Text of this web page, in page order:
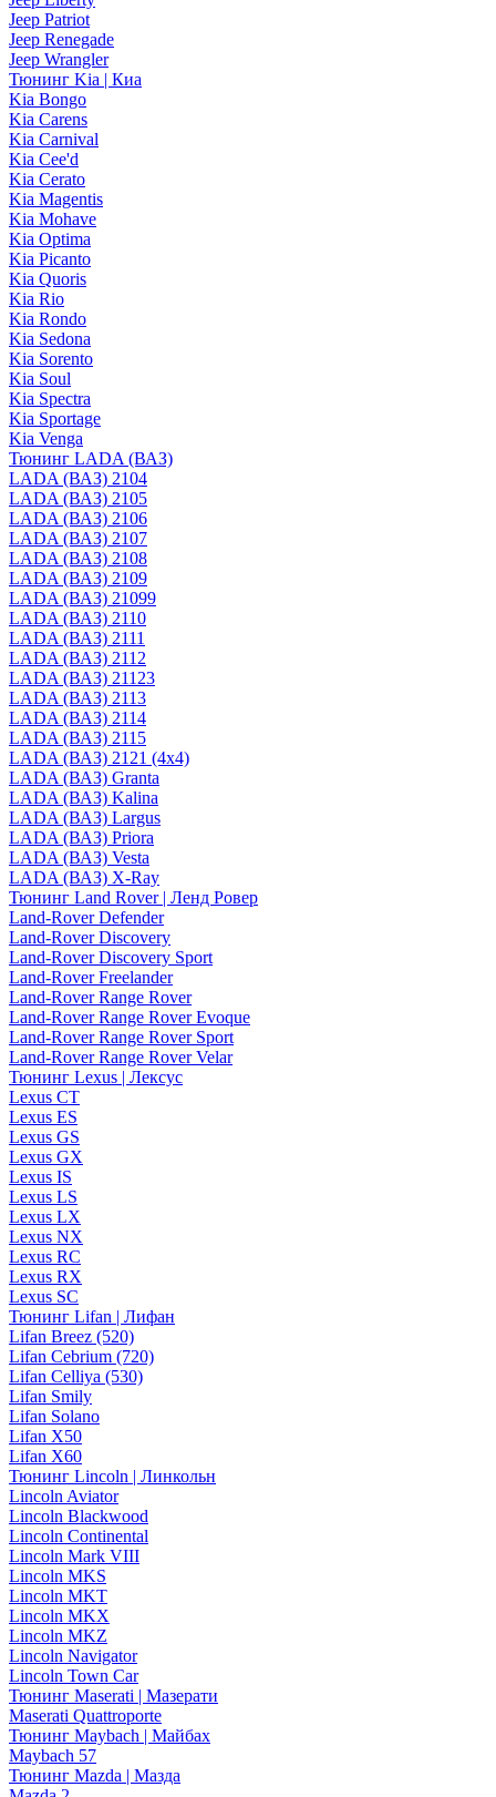
Jeep Patriot
Jeep Renegade
Jeep Wrangler
Тюнинг Kia | Киа
Kia Bongo
Kia Carens
Kia Carnival
Kia Cee'd
Kia Cerato
Kia Magentis
Kia Mohave
Kia Optima
Kia Picanto
Kia Quoris
Kia Rio
Kia Rondo
Kia Sedona
Kia Sorento
Kia Soul
Kia Spectra
Kia Sportage
Kia Venga
Тюнинг LADA (ВАЗ)
LADA (ВАЗ) 2104
LADA (ВАЗ) 2105
LADA (ВАЗ) 2106
LADA (ВАЗ) 2107
LADA (ВАЗ) 2108
LADA (ВАЗ) 2109
LADA (ВАЗ) 21099
LADA (ВАЗ) 2110
LADA (ВАЗ) 2111
LADA (ВАЗ) 2112
LADA (ВАЗ) 21123
LADA (ВАЗ) 2113
LADA (ВАЗ) 2114
LADA (ВАЗ) 2115
LADA (ВАЗ) 2121 (4x4)
LADA (ВАЗ) Granta
LADA (ВАЗ) Kalina
LADA (ВАЗ) Largus
LADA (ВАЗ) Priora
LADA (ВАЗ) Vesta
LADA (ВАЗ) X-Ray
Тюнинг Land Rover | Ленд Ровер
Land-Rover Defender
Land-Rover Discovery
Land-Rover Discovery Sport
Land-Rover Freelander
Land-Rover Range Rover
Land-Rover Range Rover Evoque
Land-Rover Range Rover Sport
Land-Rover Range Rover Velar
Тюнинг Lexus | Лексус
Lexus CT
Lexus ES
Lexus GS
Lexus GX
Lexus IS
Lexus LS
Lexus LX
Lexus NX
Lexus RC
Lexus RX
Lexus SC
Тюнинг Lifan | Лифан
Lifan Breez (520)
Lifan Cebrium (720)
Lifan Celliya (530)
Lifan Smily
Lifan Solano
Lifan X50
Lifan X60
Тюнинг Lincoln | Линкольн
Lincoln Aviator
Lincoln Blackwood
Lincoln Continental
Lincoln Mark VIII
Lincoln MKS
Lincoln MKT
Lincoln MKX
Lincoln MKZ
Lincoln Navigator
Lincoln Town Car
Тюнинг Maserati | Мазерати
Maserati Quattroporte
Тюнинг Maybach | Майбах
Maybach 57
Тюнинг Mazda | Мазда